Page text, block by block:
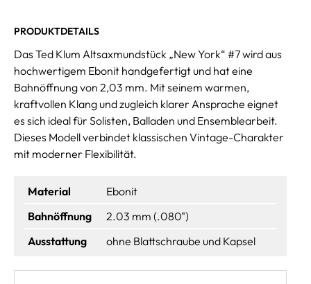
PRODUKTDETAILS
Das Ted Klum Altsaxmundstück „New York“ #7 wird aus
hochwertigem Ebonit handgefertigt und hat eine
Bahnöffnung von 2,03 mm. Mit seinem warmen,
kraftvollen Klang und zugleich klarer Ansprache eignet
es sich ideal für Solisten, Balladen und Ensemblearbeit.
Dieses Modell verbindet klassischen Vintage-Charakter
mit moderner Flexibilität.
Material
Ebonit
Bahnöffnung
2.03 mm (.080")
Ausstattung
ohne Blattschraube und Kapsel